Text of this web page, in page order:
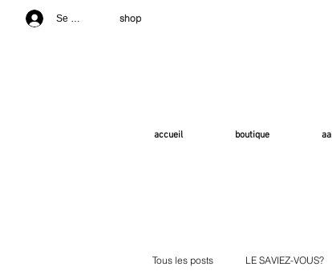
Se connecter shop
accueil boutique aa
Tous les posts LE SAVIEZ-VOUS?